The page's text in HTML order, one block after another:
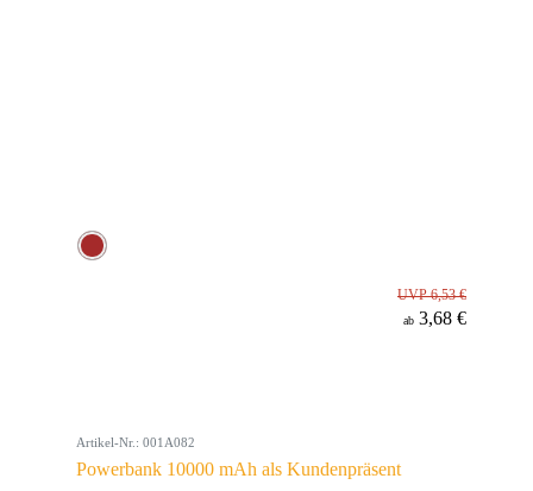
UVP 6,53 €
ab 3,68 €
Artikel-Nr.: 001A082
Powerbank 10000 mAh als Kundenpräsent